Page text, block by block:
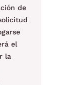
de
el
la